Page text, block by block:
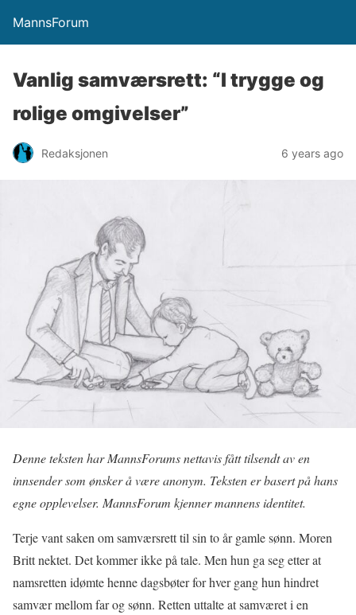
MannsForum
Vanlig samværsrett: “I trygge og
rolige omgivelser”
Redaksjonen 6 years ago
Denne teksten har MannsForums nettavis fått tilsendt av en
innsender som ønsker å være anonym. Teksten er basert på hans
egne opplevelser. MannsForum kjenner mannens identitet.
Terje vant saken om samværsrett til sin to år gamle sønn. Moren
Britt nektet. Det kommer ikke på tale. Men hun ga seg etter at
namsretten idømte henne dagsbøter for hver gang hun hindret
samvær mellom far og sønn. Retten uttalte at samværet i en